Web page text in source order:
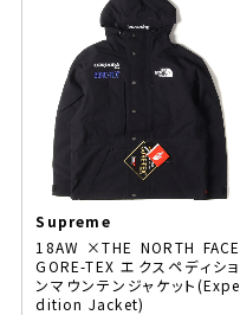
Supreme
18AW ×THE NORTH FACE
GORE-TEX エクスペディショ
ンマウンテンジャケット(Expe
dition Jacket)